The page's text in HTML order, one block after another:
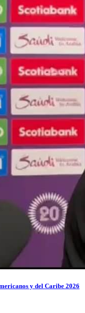
y del Caribe 2026